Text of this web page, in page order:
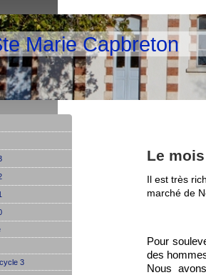
Marie Capbreton
Le
Il est très
marché de
Pour
des
Nous
3